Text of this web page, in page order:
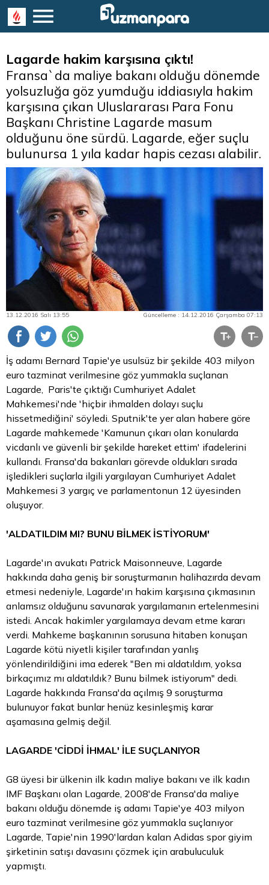
Lagarde hakim karşısına çıktı!
Fransa`da maliye bakanı olduğu dönemde
yolsuzluğa göz yumduğu iddiasıyla hakim
karşısına çıkan Uluslararası Para Fonu
Başkanı Christine Lagarde masum
olduğunu öne sürdü. Lagarde, eğer suçlu
bulunursa 1 yıla kadar hapis cezası alabilir.
13.12.2016 Salı 13:55 Güncelleme : 14.12.2016 Çarşamba 07:13
İş adamı Bernard Tapie'ye usulsüz bir şekilde 403 milyon
euro tazminat verilmesine göz yummakla suçlanan
Lagarde, Paris'te çıktığı Cumhuriyet Adalet
Mahkemesi'nde 'hiçbir ihmalden dolayı suçlu
hissetmediğini' söyledi. Sputnik'te yer alan habere göre
Lagarde mahkemede 'Kamunun çıkarı olan konularda
vicdanlı ve güvenli bir şekilde hareket ettim' ifadelerini
kullandı. Fransa'da bakanları görevde oldukları sırada
işledikleri suçlarla ilgili yargılayan Cumhuriyet Adalet
Mahkemesi 3 yargıç ve parlamentonun 12 üyesinden
oluşuyor.
'ALDATILDIM MI? BUNU BİLMEK İSTİYORUM'
Lagarde'ın avukatı Patrick Maisonneuve, Lagarde
hakkında daha geniş bir soruşturmanın halihazırda devam
etmesi nedeniyle, Lagarde'ın hakim karşısına çıkmasının
anlamsız olduğunu savunarak yargılamanın ertelenmesini
istedi. Ancak hakimler yargılamaya devam etme kararı
verdi. Mahkeme başkanının sorusuna hitaben konuşan
Lagarde kötü niyetli kişiler tarafından yanlış
yönlendirildiğini ima ederek "Ben mi aldatıldım, yoksa
birkaçımız mı aldatıldık? Bunu bilmek istiyorum" dedi.
Lagarde hakkında Fransa'da açılmış 9 soruşturma
bulunuyor fakat bunlar henüz kesinleşmiş karar
aşamasına gelmiş değil.
LAGARDE 'CİDDİ İHMAL' İLE SUÇLANIYOR
G8 üyesi bir ülkenin ilk kadın maliye bakanı ve ilk kadın
IMF Başkanı olan Lagarde, 2008'de Fransa'da maliye
bakanı olduğu dönemde iş adamı Tapie'ye 403 milyon
euro tazminat verilmesine göz yummakla suçlanıyor
Lagarde, Tapie'nin 1990'lardan kalan Adidas spor giyim
şirketinin satışı davasını çözmek için arabuluculuk
yapmıştı.